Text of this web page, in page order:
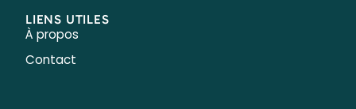
LIENS UTILES
À propos
Contact